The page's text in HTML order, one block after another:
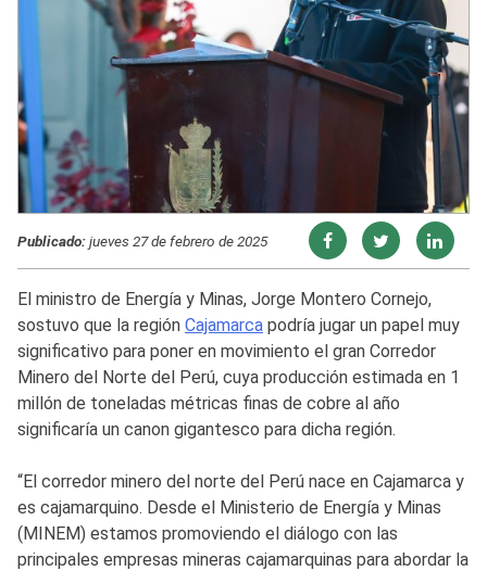
Publicado:jueves 27 de febrero de 2025
El ministro de Energía y Minas, Jorge Montero Cornejo,
sostuvo que la región Cajamarca podría jugar un papel muy
significativo para poner en movimiento el gran Corredor
Minero del Norte del Perú, cuya producción estimada en 1
millón de toneladas métricas finas de cobre al año
significaría un canon gigantesco para dicha región.
“El corredor minero del norte del Perú nace en Cajamarca y
es cajamarquino. Desde el Ministerio de Energía y Minas
(MINEM) estamos promoviendo el diálogo con las
principales empresas mineras cajamarquinas para abordar la